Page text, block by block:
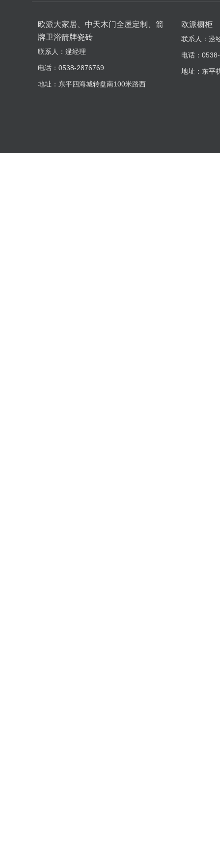
欧派大家居、中天木门全屋定制、箭
牌卫浴箭牌瓷砖
联系人：逯经理
电话：0538-2876769
地址：东平四海城转盘南100米路西
欧派橱柜
联系人：逯
电话：
地址：东平